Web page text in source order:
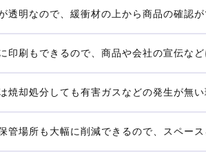
透明なので、緩衝材の上から商品の確認
印刷もできるので、商品や会社の宣伝な
焼却処分しても有害ガスなどの発生が無
管場所も大幅に削減できるので、スペー